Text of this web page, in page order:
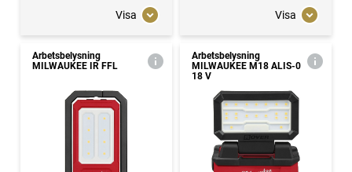
Visa Visa
Arbetsbelysning
MILWAUKEE IR FFL
Arbetsbelysning
MILWAUKEE M18 ALIS-0
18 V